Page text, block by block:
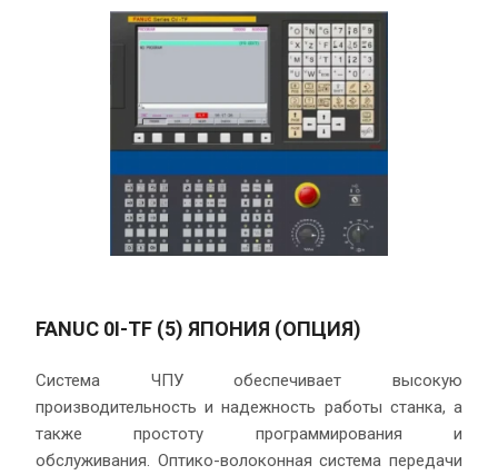
FANUC 0I-TF (5) ЯПОНИЯ (ОПЦИЯ)
Система ЧПУ обеспечивает высокую
производительность и надежность работы станка, а
также простоту программирования и
обслуживания. Оптико-волоконная система передачи